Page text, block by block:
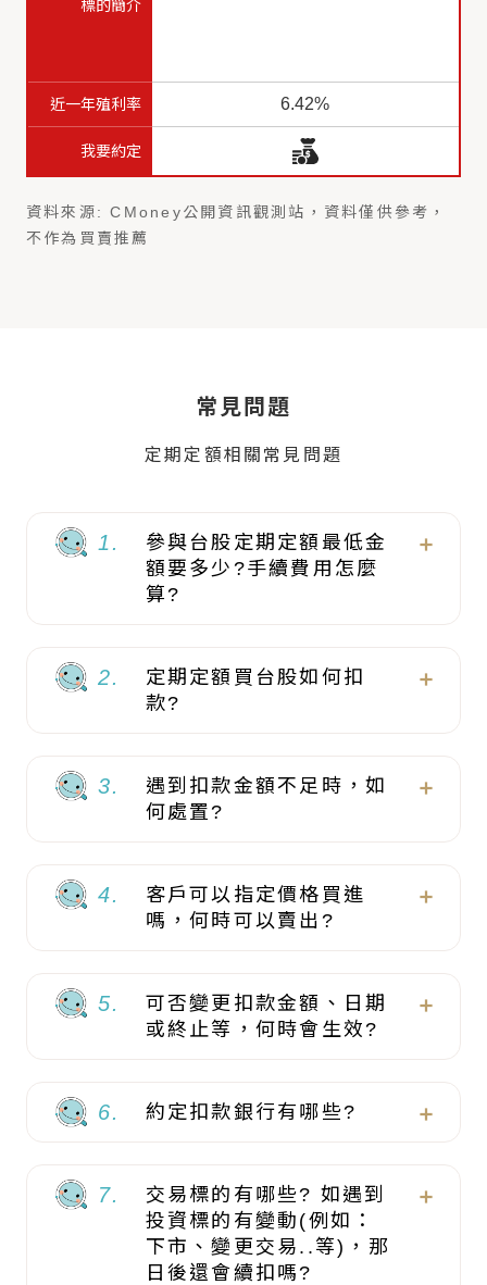
6.42%
資料來源: CMoney公開資訊觀測站，資料僅供參考，
不作為買賣推薦
常見問題
定期定額相關常見問題
1.
參與台股定期定額最低金
額要多少?手續費用怎麼
算?
2.
定期定額買台股如何扣
款?
3.
遇到扣款金額不足時，如
何處置?
4.
客戶可以指定價格買進
嗎，何時可以賣出?
5.
可否變更扣款金額、日期
或終止等，何時會生效?
6. 約定扣款銀行有哪些?
7.
交易標的有哪些? 如遇到
投資標的有變動(例如：
下市、變更交易..等)，那
日後還會續扣嗎?